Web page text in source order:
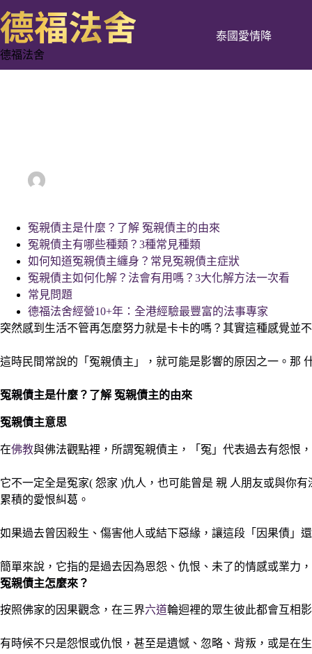
跳
至
主
要
德福法舍
泰國愛情降
冤親債主是什麼？了解 冤親債主的由來
冤親債主有哪些種類？3種常見種類
如何知道冤親債主纏身？常見冤親債主症狀
冤親債主如何化解？法會有用嗎？3大化解方法一次看
常見問題
德福法舍經營10+年：全港經驗最豐富的法事專家
突然感到生活不管再怎麼努力就是卡卡的嗎？其實這種感覺並
這時民間常說的「冤親債主」，就可能是影響的原因之一。那
冤親債主是什麼？了解 冤親債主的由來
冤親債主意思
在佛教與佛法觀點裡，所謂冤親債主，「冤」代表過去有怨恨
它不一定全是冤家( 怨家 )仇人，也可能曾是 親 人朋友或與你
累積的愛恨糾葛。
如果過去曾因殺生、傷害他人或結下惡緣，讓這段「因果債」
簡單來說，它指的是過去因為恩怨、仇恨、未了的情感或業力
冤親債主怎麼來？
按照佛家的因果觀念，在三界六道輪迴裡的眾生彼此都會互相
有時候不只是怨恨或仇恨，甚至是遺憾、忽略、背叛，或是在